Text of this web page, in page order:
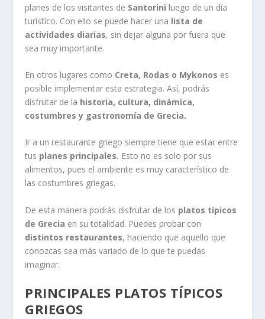
planes de los visitantes de Santorini luego de un día
turístico. Con ello se puede hacer una lista de
actividades diarias, sin dejar alguna por fuera que
sea muy importante.
En otros lugares como Creta, Rodas o Mykonos es
posible implementar esta estrategia. Así, podrás
disfrutar de la historia, cultura, dinámica,
costumbres y gastronomía de Grecia.
Ir a un restaurante griego siempre tiene que estar entre
tus planes principales. Esto no es solo por sus
alimentos, pues el ambiente es muy característico de
las costumbres griegas.
De esta manera podrás disfrutar de los platos típicos
de Grecia en su totalidad. Puedes probar con
distintos restaurantes, haciendo que aquello que
conozcas sea más variado de lo que te puedas
imaginar.
PRINCIPALES PLATOS TÍPICOS
GRIEGOS